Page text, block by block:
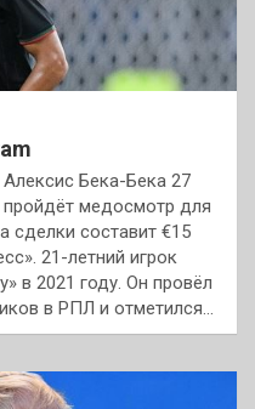
Бека-Бека 27
медосмотр для
сделки составит €15
21-летний игрок
в 2021 году. Он провёл
в РПЛ и отметился…